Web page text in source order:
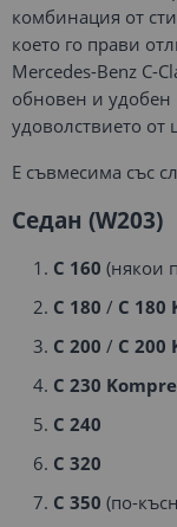
комбинация от
което го прави
Mercedes-Benz C-
обновен и
удоволствието
Е съвмесима със
Седан (W203)
C 160 (някои
C 180 / C 180
C 200 / C 200
C 230
C 240
C 320
C 350 (по-